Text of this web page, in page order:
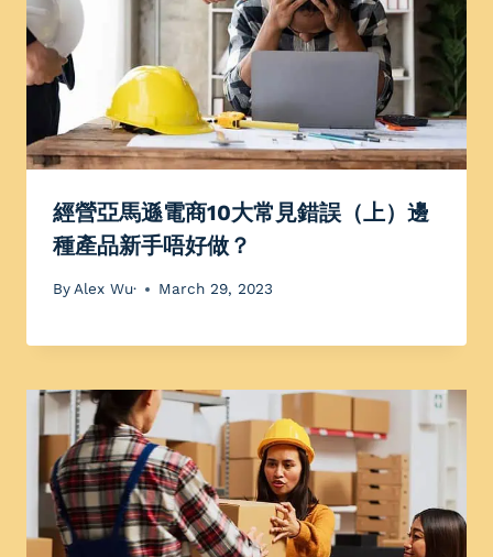
經營亞馬遜電商10大常見錯誤（上）邊
種產品新手唔好做？
By Alex Wu· March 29, 2023